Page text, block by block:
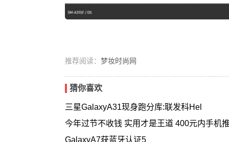
推荐阅读： 梦妆时尚网
猜你喜欢
三星GalaxyA31现身跑分库:联发科Hel
今年过节不收钱 实用才是王道 400元内手机
GalaxyA7获蓝牙认证5